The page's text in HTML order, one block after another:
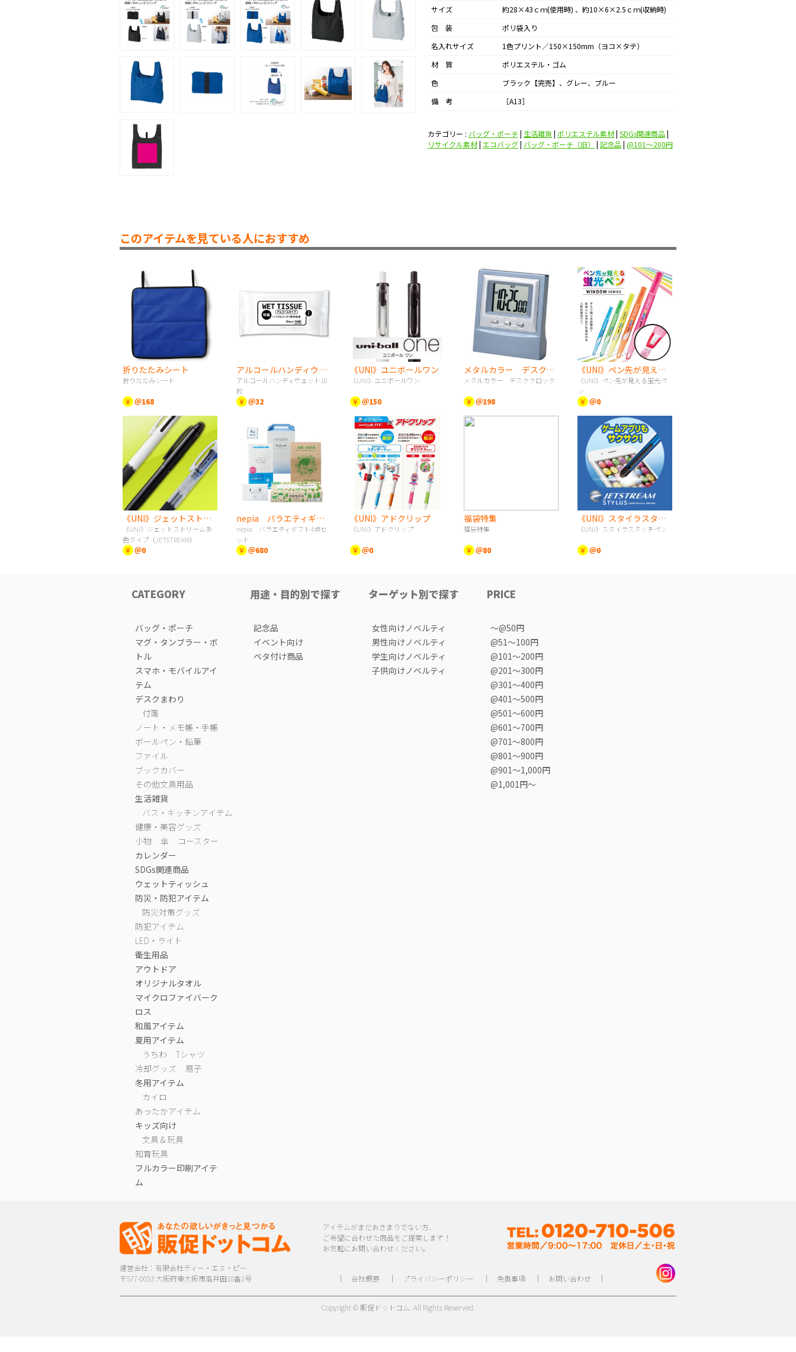
サイズ
約28×43ｃｍ(使用時) 、約10×6×2.5ｃｍ(収納時)
包 装
ポリ袋入り
名入れサイズ
1色プリント／150×150mm（ヨコ×タテ）
材 質
ポリエステル・ゴム
色
ブラック【完売】、グレー、ブルー
備 考
［A13］
カテゴリー : バッグ・ポーチ| 生活雑貨| ポリエステル素材| SDGs関連商品|
リサイクル素材| エコバッグ| バッグ・ポーチ（旧） | 記念品| @101〜200円
このアイテムを見ている人におすすめ
折りたたみシート
折りたたみシート
￥ ＠168
アルコールハンディウェット10枚
アルコールハンディウェット10
枚
￥ ＠32
《UNI》ユニボールワン
《UNI》ユニボールワン
￥ ＠150
メタルカラー デスククロック
メタルカラー デスククロック
￥ ＠198
《UNI》ペン先が見える蛍光ペン
《UNI》ペン先が見える蛍光ペ
ン
￥ ＠0
《UNI》ジェットストリーム多色タイプ（JETSTREAM）
《UNI》ジェットストリーム多
色タイプ（JETSTREAM）
￥ ＠0
nepia バラエティギフト4点セット
nepia バラエティギフト4点セ
ット
￥ ＠680
《UNI》アドクリップ
《UNI》アドクリップ
￥ ＠0
福袋特集
福袋特集
￥ ＠80
《UNI》スタイラスタッチペン
《UNI》スタイラスタッチペン
￥ ＠0
CATEGORY
バッグ・ポーチ
マグ・タンブラー・ボ
トル
スマホ・モバイルアイ
テム
デスクまわり
付箋
ノート・メモ帳・手帳
ボールペン・鉛筆
ファイル
ブックカバー
その他文具用品
生活雑貨
バス・キッチンアイテム
健康・美容グッズ
小物
傘
コースター
カレンダー
SDGs関連商品
ウェットティッシュ
防災・防犯アイテム
防災対策グッズ
防犯アイテム
LED・ライト
衛生用品
アウトドア
オリジナルタオル
マイクロファイバーク
ロス
和風アイテム
夏用アイテム
うちわ
Tシャツ
冷却グッズ
扇子
冬用アイテム
カイロ
あったかアイテム
キッズ向け
文具＆玩具
知育玩具
フルカラー印刷アイテ
ム
用途・目的別で探す
記念品
イベント向け
ベタ付け商品
ターゲット別で探す
女性向けノベルティ
男性向けノベルティ
学生向けノベルティ
子供向けノベルティ
PRICE
〜@50円
@51〜100円
@101〜200円
@201〜300円
@301〜400円
@401〜500円
@501〜600円
@601〜700円
@701〜800円
@801〜900円
@901〜1,000円
@1,001円〜
アイテムがまだおきまりでない方、
ご希望に合わせた商品をご提案します！
お気軽にお問い合わせください。
運営会社：有限会社ティー・エヌ・ピー
〒577-0053 大阪府東大阪市高井田18番2号
｜ 会社概要｜ プライバシーポリシー ｜ 免責事項｜ お問い合わせ ｜
Copyright © 販促ドットコム. All Rights Reserved.